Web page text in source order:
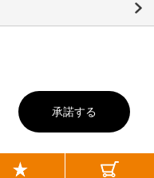
承諾する